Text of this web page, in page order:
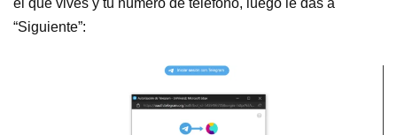
el que vives y tu número de teléfono, luego le das a
“Siguiente”: